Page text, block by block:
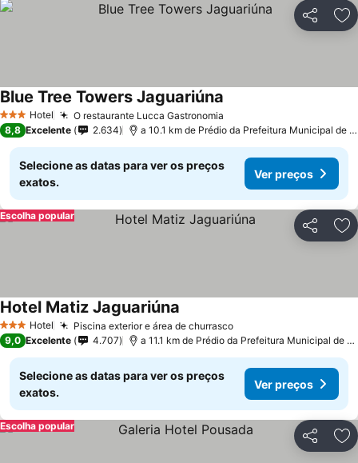
Partilhar
3 EstrelasHotel O restaurante Lucca Gastronomia
Blue Tree Towers Jaguariúna
8,8 Excelente 2.634 a 10.1 km de Prédio da Prefeitura Municipal de Pedreira
Selecione as datas para ver os preços
exatos.
Ver preços
Partilhar
Escolha popular
3 EstrelasHotel Piscina exterior e área de churrasco
Hotel Matiz Jaguariúna
9,0 Excelente 4.707 a 11.1 km de Prédio da Prefeitura Municipal de Pedreira
Selecione as datas para ver os preços
exatos.
Ver preços
Partilhar
Escolha popular